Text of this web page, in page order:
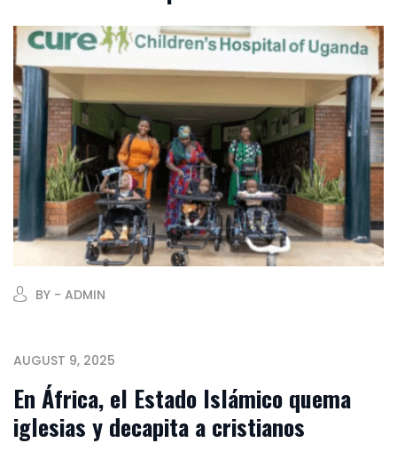
BY - ADMIN
AUGUST 9, 2025
En África, el Estado Islámico quema
iglesias y decapita a cristianos